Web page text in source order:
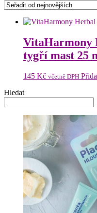
VitaHarmony
tygří mast 25
145 Kč včetně DPH
Hledat